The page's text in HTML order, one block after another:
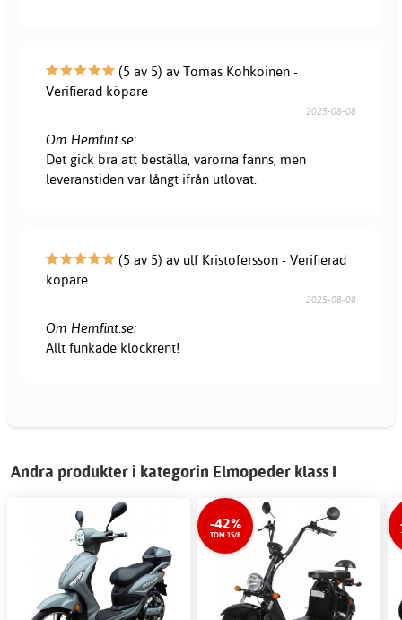
(5 av 5) av Tomas Kohkoinen -
Verifierad köpare
2025-08-08
Om Hemfint.se:
Det gick bra att beställa, varorna fanns, men
leveranstiden var långt ifrån utlovat.
(5 av 5) av ulf Kristofersson - Verifierad
köpare
2025-08-08
Om Hemfint.se:
Allt funkade klockrent!
Andra produkter i kategorin Elmopeder klass I
-42%
TOM 15/8